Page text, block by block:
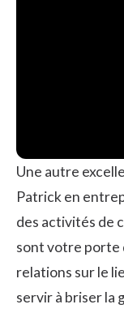
Une autre
Patrick en
des activités de
sont votre porte
relations sur le
servir à briser la